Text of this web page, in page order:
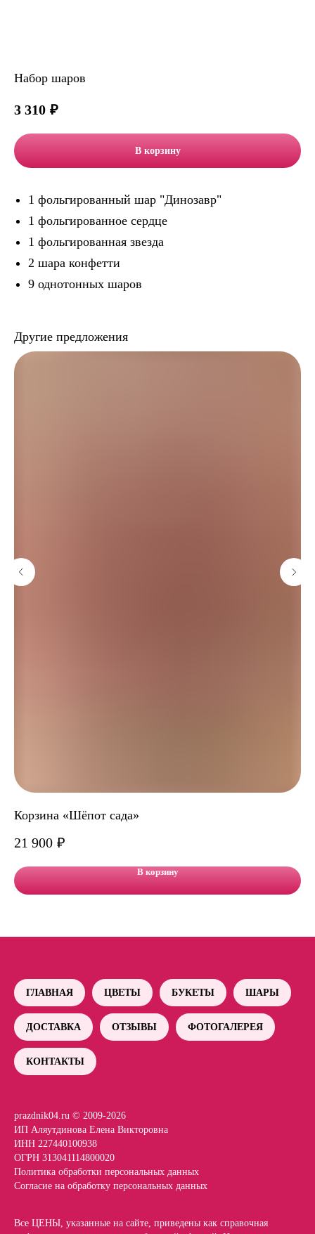
Набор шаров
3 310 ₽
В корзину
1 фольгированный шар "Динозавр"
1 фольгированное сердце
1 фольгированная звезда
2 шара конфетти
9 однотонных шаров
Другие предложения
Корзина «Шёпот сада»
21 900 ₽
В корзину
ГЛАВНАЯ ЦВЕТЫ БУКЕТЫ ШАРЫ
ДОСТАВКА ОТЗЫВЫ ФОТОГАЛЕРЕЯ
КОНТАКТЫ
prazdnik04.ru © 2009-2026
ИП Аляутдинова Елена Викторовна
ИНН 227440100938
ОГРН 313041114800020
Политика обработки персональных данных
Согласие на обработку персональных данных
Все ЦЕНЫ, указанные на сайте, приведены как справочная